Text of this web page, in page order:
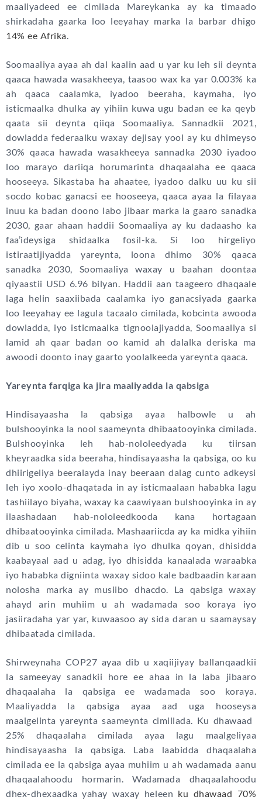
maaliyadeed ee cimilada Mareykanka ay ka timaado
shirkadaha gaarka loo leeyahay marka la barbar dhigo
14% ee Afrika.
Soomaaliya ayaa ah dal kaalin aad u yar ku leh sii deynta
qaaca hawada wasakheeya, taasoo wax ka yar 0.003% ka
ah qaaca caalamka, iyadoo beeraha, kaymaha, iyo
isticmaalka dhulka ay yihiin kuwa ugu badan ee ka qeyb
qaata sii deynta qiiqa Soomaaliya. Sannadkii 2021,
dowladda federaalku waxay dejisay yool ay ku dhimeyso
30% qaaca hawada wasakheeya sannadka 2030 iyadoo
loo marayo dariiqa horumarinta dhaqaalaha ee qaaca
hooseeya. Sikastaba ha ahaatee, iyadoo dalku uu ku sii
socdo kobac ganacsi ee hooseeya, qaaca ayaa la filayaa
inuu ka badan doono labo jibaar marka la gaaro sanadka
2030, gaar ahaan haddii Soomaaliya ay ku dadaasho ka
faa’ideysiga shidaalka fosil-ka. Si loo hirgeliyo
istiraatijiyadda yareynta, loona dhimo 30% qaaca
sanadka 2030, Soomaaliya waxay u baahan doontaa
qiyaastii USD 6.96 bilyan. Haddii aan taageero dhaqaale
laga helin saaxiibada caalamka iyo ganacsiyada gaarka
loo leeyahay ee lagula tacaalo cimilada, kobcinta awooda
dowladda, iyo isticmaalka tignoolajiyadda, Soomaaliya si
lamid ah qaar badan oo kamid ah dalalka deriska ma
awoodi doonto inay gaarto yoolalkeeda yareynta qaaca.
Yareynta farqiga ka jira maaliyadda la qabsiga
Hindisayaasha la qabsiga ayaa halbowle u ah
bulshooyinka la nool saameynta dhibaatooyinka cimilada.
Bulshooyinka leh hab-nololeedyada ku tiirsan
kheyraadka sida beeraha, hindisayaasha la qabsiga, oo ku
dhiirigeliya beeralayda inay beeraan dalag cunto adkeysi
leh iyo xoolo-dhaqatada in ay isticmaalaan hababka lagu
tashiilayo biyaha, waxay ka caawiyaan bulshooyinka in ay
ilaashadaan hab-nololeedkooda kana hortagaan
dhibaatooyinka cimilada. Mashaariicda ay ka midka yihiin
dib u soo celinta kaymaha iyo dhulka qoyan, dhisidda
kaabayaal aad u adag, iyo dhisidda kanaalada waraabka
iyo hababka digniinta waxay sidoo kale badbaadin karaan
nolosha marka ay musiibo dhacdo. La qabsiga waxay
ahayd arin muhiim u ah wadamada soo koraya iyo
jasiiradaha yar yar, kuwaasoo ay sida daran u saamaysay
dhibaatada cimilada.
Shirweynaha COP27 ayaa dib u xaqiijiyay ballanqaadkii
la sameeyay sanadkii hore ee ahaa in la laba jibaaro
dhaqaalaha la qabsiga ee wadamada soo koraya.
Maaliyadda la qabsiga ayaa aad uga hooseysa
maalgelinta yareynta saameynta cimillada. Ku dhawaad ​​
25% dhaqaalaha cimilada ayaa lagu maalgeliyaa
hindisayaasha la qabsiga. Laba laabidda dhaqaalaha
cimilada ee la qabsiga ayaa muhiim u ah wadamada aanu
dhaqaalahoodu hormarin. Wadamada dhaqaalahoodu
dhex-dhexaadka yahay waxay heleen ku dhawaad ​​70%